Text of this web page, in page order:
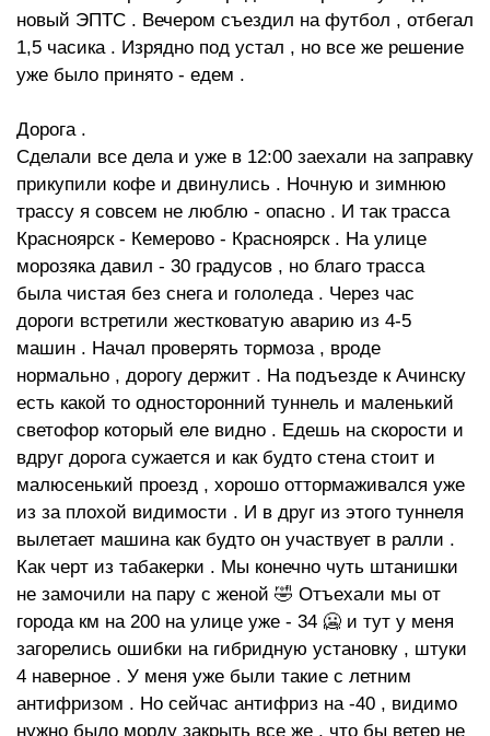
новый ЭПТС . Вечером съездил на футбол , отбегал
1,5 часика . Изрядно под устал , но все же решение
уже было принято - едем .
Дорога .
Сделали все дела и уже в 12:00 заехали на заправку
прикупили кофе и двинулись . Ночную и зимнюю
трассу я совсем не люблю - опасно . И так трасса
Красноярск - Кемерово - Красноярск . На улице
морозяка давил - 30 градусов , но благо трасса
была чистая без снега и гололеда . Через час
дороги встретили жестковатую аварию из 4-5
машин . Начал проверять тормоза , вроде
нормально , дорогу держит . На подъезде к Ачинску
есть какой то односторонний туннель и маленький
светофор который еле видно . Едешь на скорости и
вдруг дорога сужается и как будто стена стоит и
малюсенький проезд , хорошо оттормаживался уже
из за плохой видимости . И в друг из этого туннеля
вылетает машина как будто он участвует в ралли .
Как черт из табакерки . Мы конечно чуть штанишки
не замочили на пару с женой 🤣 Отъехали мы от
города км на 200 на улице уже - 34 🥶 и тут у меня
загорелись ошибки на гибридную установку , штуки
4 наверное . У меня уже были такие с летним
антифризом . Но сейчас антифриз на -40 , видимо
нужно было морду закрыть все же , что бы ветер не